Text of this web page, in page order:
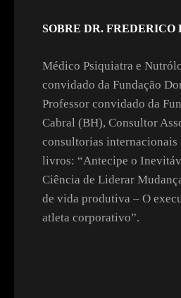
SOBRE DR. FREDERICO
Médico Psiquiatra e
convidado da Fundação
Professor convidado da
Cabral (BH), Consultor
consultorias internacionais
livros: “Antecipe o
Ciência de Liderar
de vida produtiva – O
atleta corporativo”.